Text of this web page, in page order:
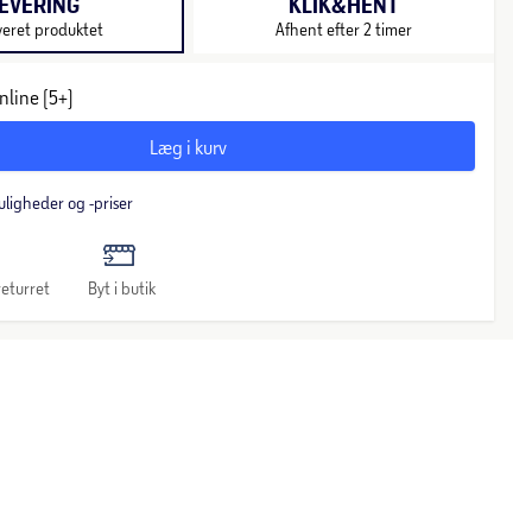
produktet Afhent efter 2 timer
(5+)
Læg i kurv
og -priser
Byt i butik